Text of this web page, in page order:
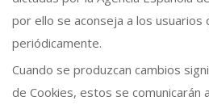
por ello se aconseja a los usuarios
periódicamente.
Cuando se produzcan cambios
de Cookies, estos se comunicarán